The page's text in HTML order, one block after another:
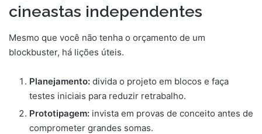
cineastas independentes
Mesmo que você não tenha o orçamento de um
blockbuster, há lições úteis.
Planejamento: divida o projeto em blocos e faça
testes iniciais para reduzir retrabalho.
Prototipagem: invista em provas de conceito antes de
comprometer grandes somas.